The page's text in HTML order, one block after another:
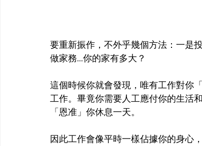
要重新振作，不外乎幾個方法：一是
做家務...你的家有多大？
這個時候你就會發現，唯有工作對你
工作。畢竟你需要人工應付你的生活
「恩准」你休息一天。
因此工作會像平時一樣佔據你的身心